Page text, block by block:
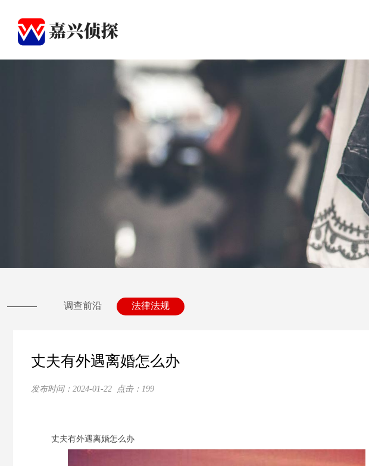
调查前沿 法律法规
丈夫有外遇离婚怎么办
发布时间： 2024-01-22 点击： 199
丈夫有外遇离婚怎么办